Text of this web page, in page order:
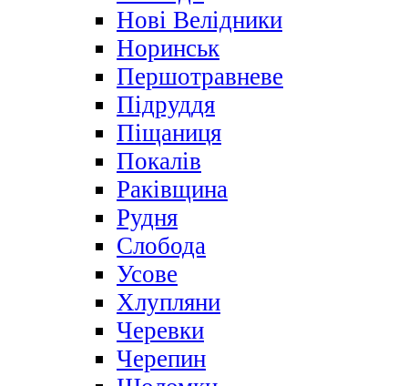
Нові Велідники
Норинськ
Першотравневе
Підруддя
Піщаниця
Покалів
Раківщина
Рудня
Слобода
Усове
Хлупляни
Черевки
Черепин